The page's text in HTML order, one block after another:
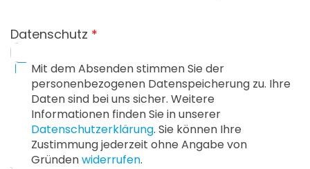
Datenschutz *
Mit dem Absenden stimmen Sie der
personenbezogenen Datenspeicherung zu. Ihre
Daten sind bei uns sicher. Weitere
Informationen finden Sie in unserer
Datenschutzerklärung. Sie können Ihre
Zustimmung jederzeit ohne Angabe von
Gründenwiderrufen.